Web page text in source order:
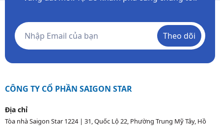
Theo dõi
CÔNG TY CỔ PHẦN SAIGON STAR
Địa chỉ
Tòa nhà Saigon Star 1224 | 31, Quốc Lộ 22, Phường Trung Mỹ Tây, Hồ